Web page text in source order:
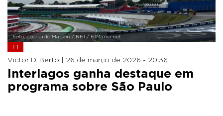
Foto: Leonardo Marson / RF1 / F1Mania.net
F1
Victor D. Berto | 26 de março de 2026 - 20:36
Interlagos ganha destaque em
programa sobre São Paulo